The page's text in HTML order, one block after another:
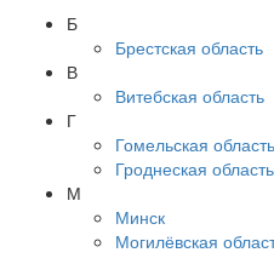
Б
Брестская область
В
Витебская область
Г
Гомельская область
Гроднеская область
М
Минск
Могилёвская